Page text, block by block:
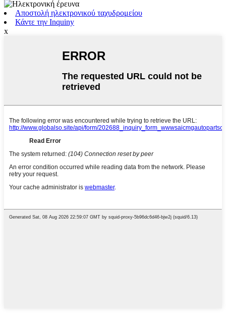
Αποστολή ηλεκτρονικού ταχυδρομείου
Κάντε την Inquiny
x